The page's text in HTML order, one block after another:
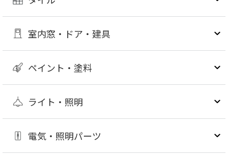
室内窓・ドア・建具
ペイント・塗料
ライト・照明
電気・照明パーツ